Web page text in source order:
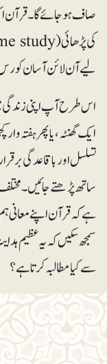
صاف ہوجائے گا۔ قرآن
لیے آن لائن آسان کورس
اس طرح آپ اپنی زندگی
ایک گھنٹہ، یا پھر ہفتہ
تسلسل اور باقاعدگی
ساتھ پڑھتے جائیں۔
ہے کہ قرآن اپنے معانی
سمجھ سکیں کہ یہ عظیم
سے کیا مطالبہ کرتا ہے؟